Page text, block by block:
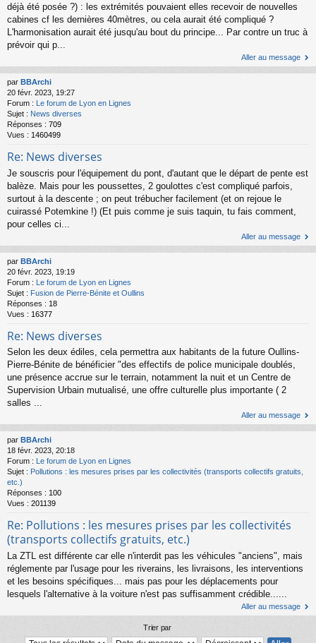
déjà été posée ?) : les extrémités pouvaient elles recevoir de nouvelles
cabines cf les dernières 40mètres, ou cela aurait été compliqué ?
L'harmonisation aurait été jusqu'au bout du principe... Par contre un truc à
prévoir qui p...
Aller au message
par BBArchi
20 févr. 2023, 19:27
Forum : Le forum de Lyon en Lignes
Sujet : News diverses
Réponses : 709
Vues : 1460499
Re: News diverses
Je souscris pour l'équipement du pont, d'autant que le départ de pente est
balèze. Mais pour les poussettes, 2 goulottes c'est compliqué parfois,
surtout à la descente ; on peut trébucher facilement (et on rejoue le
cuirassé Potemkine !) (Et puis comme je suis taquin, tu fais comment,
pour celles ci...
Aller au message
par BBArchi
20 févr. 2023, 19:19
Forum : Le forum de Lyon en Lignes
Sujet : Fusion de Pierre-Bénite et Oullins
Réponses : 18
Vues : 16377
Re: News diverses
Selon les deux édiles, cela permettra aux habitants de la future Oullins-
Pierre-Bénite de bénéficier "des effectifs de police municipale doublés,
une présence accrue sur le terrain, notamment la nuit et un Centre de
Supervision Urbain mutualisé, une offre culturelle plus importante ( 2
salles ...
Aller au message
par BBArchi
18 févr. 2023, 20:18
Forum :
Le forum de Lyon en Lignes
Sujet : Pollutions : les mesures prises par les collectivités (transports collectifs gratuits,
etc.)
Réponses : 100
Vues : 201139
Re: Pollutions : les mesures prises par les collectivités
(transports collectifs gratuits, etc.)
La ZTL est différente car elle n'interdit pas les véhicules "anciens", mais
réglemente par l'usage pour les riverains, les livraisons, les interventions
et les besoins spécifiques... mais pas pour les déplacements pour
lesquels l'alternative à la voiture n'est pas suffisamment crédible......
Aller au message
Trier par